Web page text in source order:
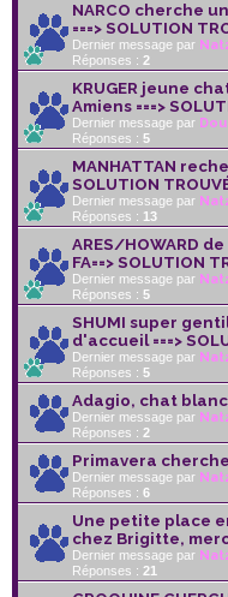
NARCO cherche
===> SOLUTION
Dernier message par
Réponses : 2
KRUGER jeune
Amiens ===>
Dernier message par
Réponses : 5
MANHATTAN
SOLUTION
Dernier message par
Réponses : 13
ARES/HOWARD
FA==> SOLUTION
Dernier message par
Réponses : 5
SHUMI super
d'accueil ===>
Dernier message par
Réponses : 5
Adagio, chat
Dernier message par
Réponses : 2
Primavera
Dernier message par
Réponses : 6
Une petite place
chez Brigitte,
Dernier message par
Réponses : 21